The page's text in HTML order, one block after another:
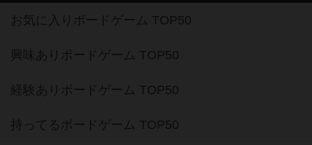
お気に入りボードゲーム TOP50
興味ありボードゲーム TOP50
経験ありボードゲーム TOP50
持ってるボードゲーム TOP50